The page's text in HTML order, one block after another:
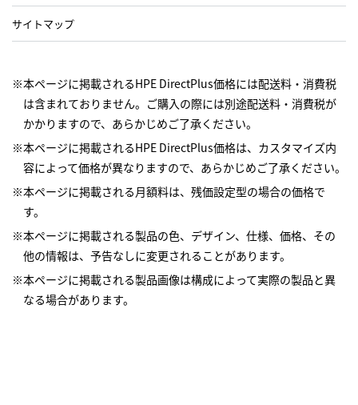
サイトマップ
※本ページに掲載されるHPE DirectPlus価格には配送料・消費税
は含まれておりません。ご購入の際には別途配送料・消費税が
かかりますので、あらかじめご了承ください。
※本ページに掲載されるHPE DirectPlus価格は、カスタマイズ内
容によって価格が異なりますので、あらかじめご了承ください。
※本ページに掲載される月額料は、残価設定型の場合の価格で
す。
※本ページに掲載される製品の色、デザイン、仕様、価格、その
他の情報は、予告なしに変更されることがあります。
※本ページに掲載される製品画像は構成によって実際の製品と異
なる場合があります。